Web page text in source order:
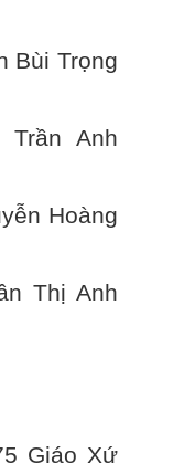
Bùi Trọng
Anh
Hoàng
Thị Anh
Giáo Xứ